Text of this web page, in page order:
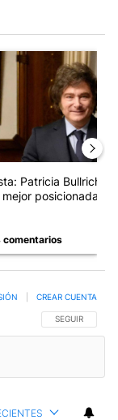
impugnó a
de tendencia con
Patricia Bullrich
posicionada
comentarios
SIGA ESTA
SEGUIR
CREAR CUENTA